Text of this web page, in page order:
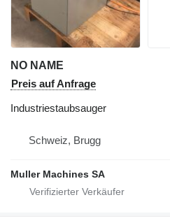
NO NAME
Preis auf Anfrage
Industriestaubsauger
Schweiz, Brugg
Muller Machines SA